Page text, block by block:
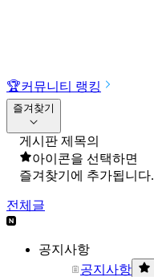
🏆커뮤니티 랭킹
즐겨찾기
게시판 제목의
아이콘을 선택하면
즐겨찾기에 추가됩니다.
전체글
공지사항
공지사항